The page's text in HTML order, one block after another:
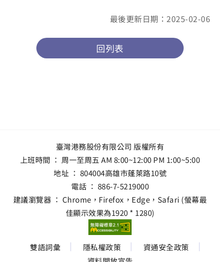
最後更新日期：2025-02-06
回列表
臺灣港務股份有限公司 版權所有
上班時間 ： 周一至周五 AM 8:00~12:00 PM 1:00~5:00
地址 ： 804004高雄市蓬萊路10號
電話 ： 886-7-5219000
建議瀏覽器 ： Chrome，Firefox，Edge，Safari (螢幕最
佳顯示效果為1920 * 1280)
雙語詞彙 隱私權政策
資通安全政策